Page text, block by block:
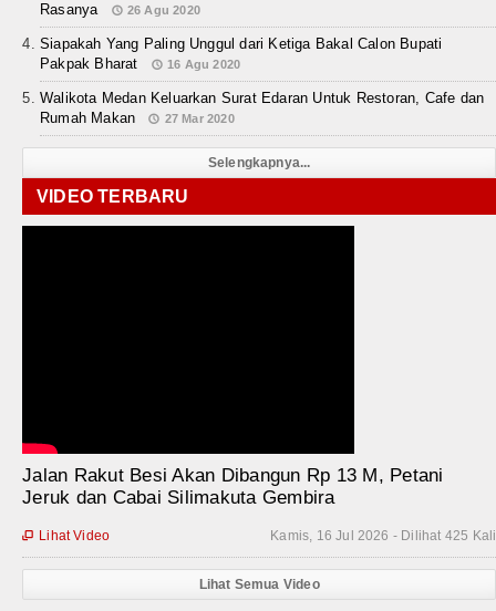
Rasanya
26 Agu 2020
Siapakah Yang Paling Unggul dari Ketiga Bakal Calon Bupati
Pakpak Bharat
16 Agu 2020
Walikota Medan Keluarkan Surat Edaran Untuk Restoran, Cafe dan
Rumah Makan
27 Mar 2020
Selengkapnya...
VIDEO TERBARU
Jalan Rakut Besi Akan Dibangun Rp 13 M, Petani
Jeruk dan Cabai Silimakuta Gembira
Kamis, 16 Jul 2026 - Dilihat 425 Kali
 Lihat Video
Lihat Semua Video